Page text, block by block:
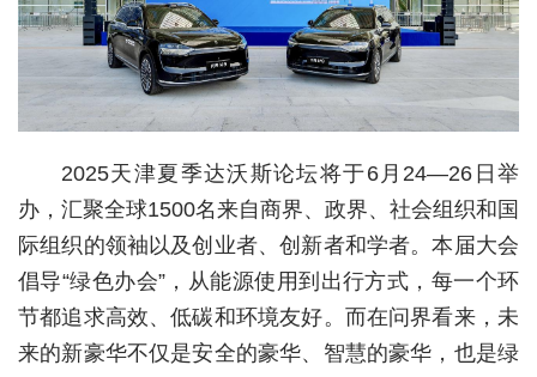
悠游
相亲
汽车
房产
消费
创意
文化
2025天津夏季达沃斯论坛将于6月24—26日举
办，汇聚全球1500名来自商界、政界、社会组织和国
际组织的领袖以及创业者、创新者和学者。本届大会
倡导“绿色办会”，从能源使用到出行方式，每一个环
节都追求高效、低碳和环境友好。而在问界看来，未
来的新豪华不仅是安全的豪华、智慧的豪华，也是绿